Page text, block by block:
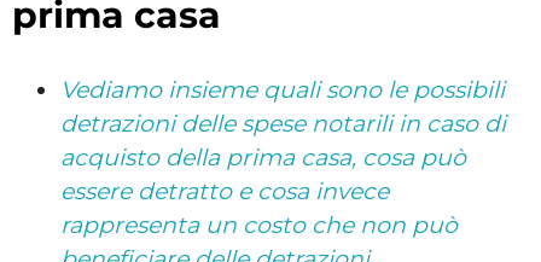
prima casa
Vediamo insieme quali sono le possibili
detrazioni delle spese notarili in caso di
acquisto della prima casa, cosa può
essere detratto e cosa invece
rappresenta un costo che non può